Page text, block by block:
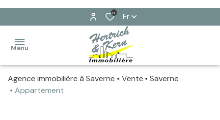
0 Fr
Menu
ventes
Agence immobilière à Saverne Vente
Saverne
Appartement